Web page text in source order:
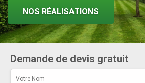
NOS RÉALISATIONS
Demande de devis gratuit